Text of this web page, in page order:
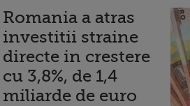
Romania a atras
investitii straine
directe in crestere
cu 3,8%, de 1,4
miliarde de euro